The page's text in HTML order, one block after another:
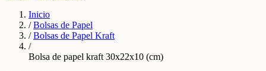
Inicio
/ Bolsas de Papel
/ Bolsas de Papel Kraft
/
Bolsa de papel kraft 30x22x10 (cm)